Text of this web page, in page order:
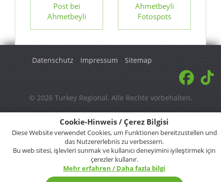
Cookie-Hinweis / Çerez Bilgisi
Diese Website verwendet Cookies, um Funktionen bereitzustellen und
das Nutzererlebnis zu verbessern.
Bu web sitesi, işlevleri sunmak ve kullanıcı deneyimini iyileştirmek için
çerezler kullanır.
Mehr erfahren / Daha fazla bilgi
Post bei
Ahmetbeyli
Ahmetbeyli
Fotospots
Datenschutz Impressum Sitemap
© 2026 Turkey Regional. Alle Rechte vorbehalten.